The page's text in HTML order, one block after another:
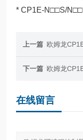
* CP1E-N□□S/
上一篇 欧姆龙
下一篇 欧姆龙
在线留言